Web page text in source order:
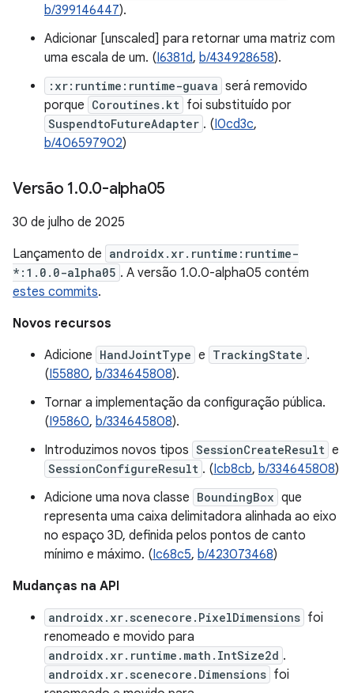
b/399146447).
Adicionar [unscaled] para retornar uma matriz com
uma escala de um. (I6381d, b/434928658).
:xr:runtime:runtime-guava será removido
porque Coroutines.kt foi substituído por
SuspendtoFutureAdapter . (I0cd3c,
b/406597902)
Versão 1.0.0-alpha05
30 de julho de 2025
Lançamento de androidx.xr.runtime:runtime-
*:1.0.0-alpha05 . A versão 1.0.0-alpha05 contém
estes commits.
Novos recursos
Adicione HandJointType e TrackingState .
(I55880, b/334645808).
Tornar a implementação da configuração pública.
(I95860, b/334645808).
Introduzimos novos tipos SessionCreateResult e
SessionConfigureResult . (Icb8cb, b/334645808)
Adicione uma nova classe BoundingBox que
representa uma caixa delimitadora alinhada ao eixo
no espaço 3D, definida pelos pontos de canto
mínimo e máximo. (Ic68c5, b/423073468)
Mudanças na API
androidx.xr.scenecore.PixelDimensions foi
renomeado e movido para
androidx.xr.runtime.math.IntSize2d .
androidx.xr.scenecore.Dimensions foi